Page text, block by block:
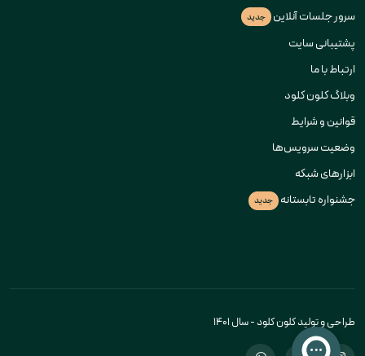
سرور جلسات آنلاین
جدید
پشتیبانی سایت
ارتباط با ما
وبلاگ کلون کلود
قوانین و شرایط
وضعیت سرویس‌ها
ابزارهای شبکه
جشنواره تابستانه
جدید
طراحی و تولید کلون کلود - سال 1401